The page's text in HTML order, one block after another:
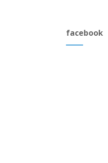
facebook